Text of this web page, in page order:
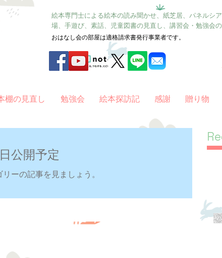
絵本専門士による絵本の読み聞かせ、紙芝居、パネルシ
場、手遊び、素話、児童図書の見直し、講習会・勉強会
おはなし会の部屋は適格請求書発行事業者です。
棚の見直し 勉強会 絵本探訪記 感謝 贈り物
公開予定
ーの記事を見ましょう。